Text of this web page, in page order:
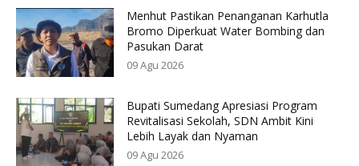
Menhut Pastikan Penanganan Karhutla
Bromo Diperkuat Water Bombing dan
Pasukan Darat
09 Agu 2026
Bupati Sumedang Apresiasi Program
Revitalisasi Sekolah, SDN Ambit Kini
Lebih Layak dan Nyaman
09 Agu 2026